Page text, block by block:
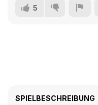
5
SPIELBESCHREIBUNG